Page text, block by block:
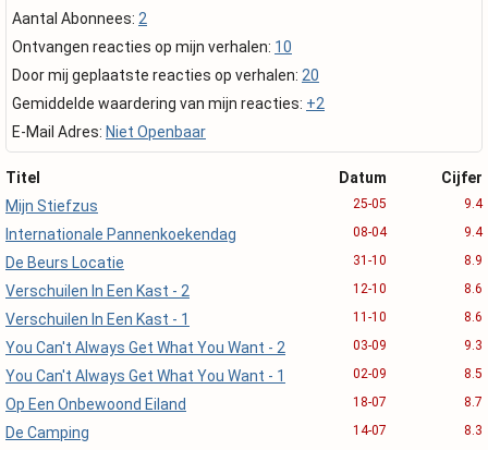
Aantal Abonnees: 2
Ontvangen reacties op mijn verhalen: 10
Door mij geplaatste reacties op verhalen: 20
Gemiddelde waardering van mijn reacties: +2
E-Mail Adres: Niet Openbaar
Titel Datum
Cijfer
Mijn Stiefzus
25-05 9.4
Internationale Pannenkoekendag 08-04 9.4
De Beurs Locatie 31-10 8.9
Verschuilen In Een Kast - 2 12-10 8.6
Verschuilen In Een Kast - 1 11-10 8.6
You Can't Always Get What You Want - 2 03-09 9.3
You Can't Always Get What You Want - 1 02-09 8.5
Op Een Onbewoond Eiland 18-07 8.7
De Camping 14-07 8.3